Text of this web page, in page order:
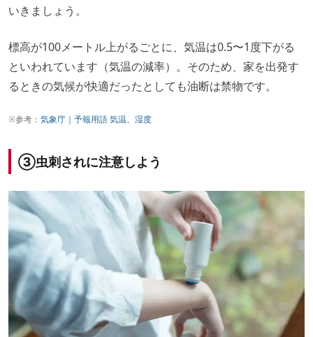
いきましょう。
標高が100メートル上がるごとに、気温は0.5〜1度下がる
といわれています（気温の減率）。そのため、家を出発す
るときの気候が快適だったとしても油断は禁物です。
※参考： 気象庁｜予報用語 気温、湿度
③虫刺されに注意しよう